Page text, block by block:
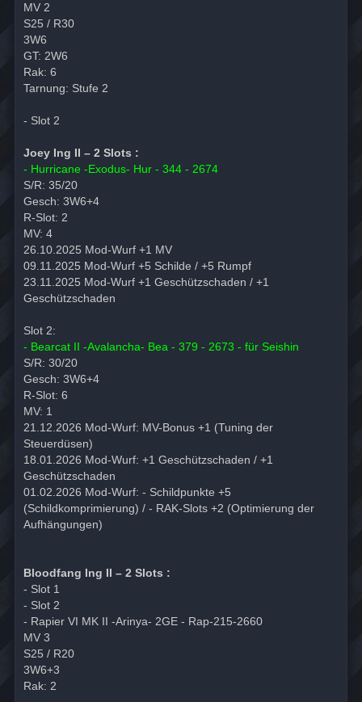
MV 2
S25 / R30
3W6
GT: 2W6
Rak: 6
Tarnung: Stufe 2
- Slot 2
Joey Ing II – 2 Slots :
- Hurricane -Exodus- Hur - 344 - 2674
S/R: 35/20
Gesch: 3W6+4
R-Slot: 2
MV: 4
26.10.2025 Mod-Wurf +1 MV
09.11.2025 Mod-Wurf +5 Schilde / +5 Rumpf
23.11.2025 Mod-Wurf +1 Geschützschaden / +1
Geschützschaden
Slot 2:
- Bearcat II -Avalancha- Bea - 379 - 2673 - für Seishin
S/R: 30/20
Gesch: 3W6+4
R-Slot: 6
MV: 1
21.12.2026 Mod-Wurf: MV-Bonus +1 (Tuning der
Steuerdüsen)
18.01.2026 Mod-Wurf: +1 Geschützschaden / +1
Geschützschaden
01.02.2026 Mod-Wurf: - Schildpunkte +5
(Schildkomprimierung) / - RAK-Slots +2 (Optimierung der
Aufhängungen)
Bloodfang Ing II – 2 Slots :
- Slot 1
- Slot 2
- Rapier VI MK II -Arinya- 2GE - Rap-215-2660
MV 3
S25 / R20
3W6+3
Rak: 2